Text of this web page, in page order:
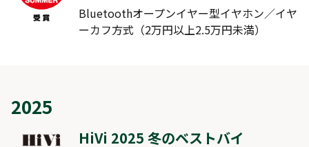
Bluetoothオープンイヤー型イヤホン／イヤ
ーカフ方式（2万円以上2.5万円未満）
2025
HiVi 2025 冬のベストバイ